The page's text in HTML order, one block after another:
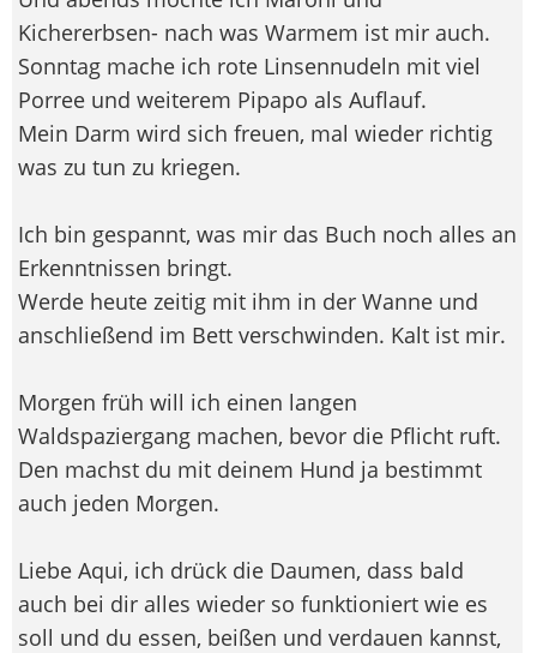
Kichererbsen- nach was Warmem ist mir auch.
Sonntag mache ich rote Linsennudeln mit viel
Porree und weiterem Pipapo als Auflauf.
Mein Darm wird sich freuen, mal wieder richtig
was zu tun zu kriegen.
Ich bin gespannt, was mir das Buch noch alles an
Erkenntnissen bringt.
Werde heute zeitig mit ihm in der Wanne und
anschließend im Bett verschwinden. Kalt ist mir.
Morgen früh will ich einen langen
Waldspaziergang machen, bevor die Pflicht ruft.
Den machst du mit deinem Hund ja bestimmt
auch jeden Morgen.
Liebe Aqui, ich drück die Daumen, dass bald
auch bei dir alles wieder so funktioniert wie es
soll und du essen, beißen und verdauen kannst,